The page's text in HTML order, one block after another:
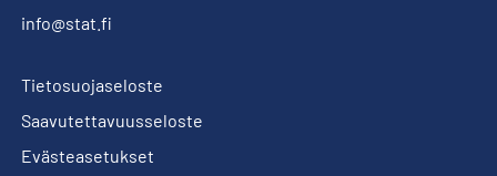
info@stat.fi
Tietosuojaseloste
Saavutettavuusseloste
Evästeasetukset